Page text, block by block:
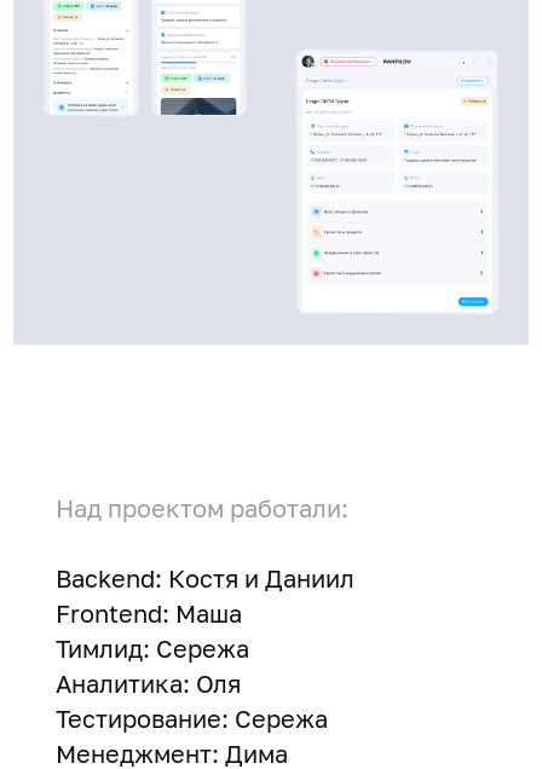
Над проектом работали:
Backend: Костя и Даниил
Frontend: Маша
Тимлид: Сережа
Аналитика: Оля
Тестирование: Сережа
Менеджмент: Дима